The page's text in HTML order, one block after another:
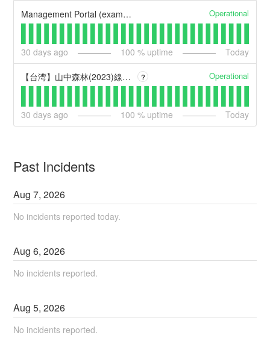
Management Portal (example) Operational
30 days ago 100 % uptime Today
【台湾】山中森林(2023)線上看電影―1080.P高清完整版 ? Operational
30 days ago 100 % uptime Today
Past Incidents
Aug7,2026
No incidents reported today.
Aug6,2026
No incidents reported.
Aug5,2026
No incidents reported.